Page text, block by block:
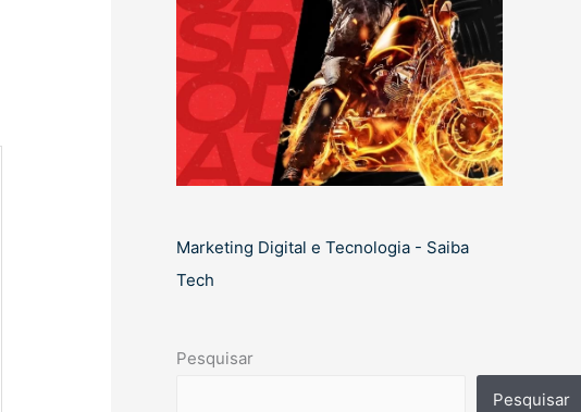
Marketing Digital e Tecnologia - Saiba
Tech
Pesquisar
Pesquisar